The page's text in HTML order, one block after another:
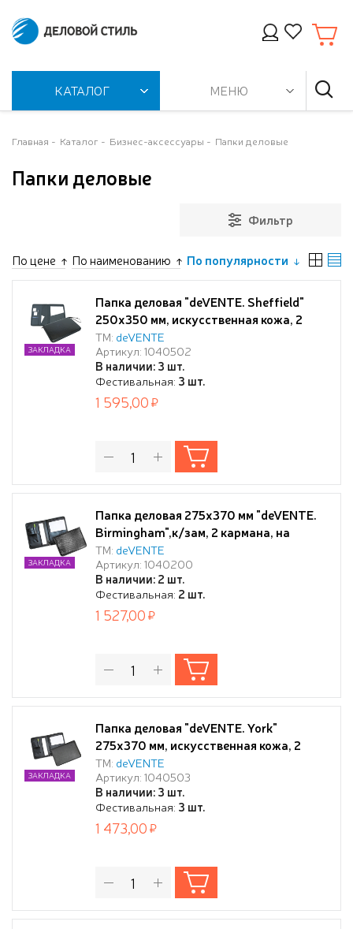
КАТАЛОГ МЕНЮ
Главная Каталог Бизнес-аксессуары Папки деловые
Папки деловые
Фильтр
По цене По наименованию По популярности
Папка деловая "deVENTE. Sheffield"
250x350 мм, искусственная кожа, 2
кармана, отделения под визитки и
ручки, с ручкой-петлей, на молнии,
черная
ТМ: deVENTE
Артикул: 1040502
В наличии: 3 шт.
Фестивальная: 3 шт.
ЗАКЛАДКА
1 595,00
Папка деловая 275x370 мм "deVENTE.
Birmingham",к/зам, 2 кармана, на
молнии, черная
ТМ: deVENTE
Артикул: 1040200
В наличии: 2 шт.
Фестивальная: 2 шт.
ЗАКЛАДКА
1 527,00
Папка деловая "deVENTE. York"
275x370 мм, искусственная кожа, 2
кармана, отделения под визитки и
ручки, на молнии, черная
ТМ: deVENTE
Артикул: 1040503
В наличии: 3 шт.
Фестивальная: 3 шт.
ЗАКЛАДКА
1 473,00